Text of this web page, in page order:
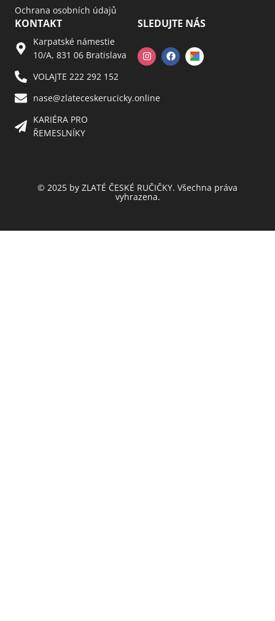
Ochrana osobních údajů
KONTAKT
Karpatské námestie
10/A, 831 06 Bratislava
VOLAJTE 222 292 152
nase@zlateceskerucicky.online
KARIÉRA PRO
ŘEMESLNÍKY
SLEDUJTE NÁS
© 2025 by ZLATÉ ČESKÉ RUČIČKY. Všechna práva
vyhrazena.